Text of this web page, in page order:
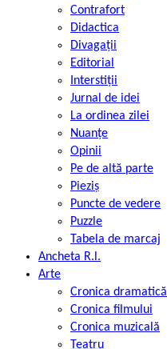
Contrafort
Didactica
Divagații
Editorial
Interstiții
Jurnal de idei
La ordinea zilei
Nuanțe
Opinii
Pe de altă parte
Pieziș
Puncte de vedere
Puzzle
Tabela de marcaj
Ancheta R.l.
Arte
Cronica dramatică
Cronica filmului
Cronica muzicală
Teatru